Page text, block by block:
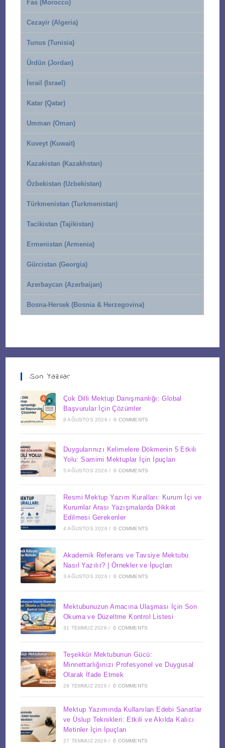
Fas (Morocco)
Cezayir (Algeria)
Tunus (Tunisia)
Ürdün (Jordan)
İsrail (Israel)
Katar (Qatar)
Umman (Oman)
Kuveyt (Kuwait)
Kazakistan (Kazakhstan)
Özbekistan (Uzbekistan)
Türkmenistan (Turkmenistan)
Tacikistan (Tajikistan)
Ermenistan (Armenia)
Gürcistan (Georgia)
Azerbaycan (Azerbaijan)
Bosna-Hersek (Bosnia & Herzegovina)
Son Yazılar
Çok Dilli Mektup Danışmanlığı: Global
Başvurular İçin Çözümler
8 AĞUSTOS 2026 / 0 COMMENTS
Duygularınızı Kelimelere Dökmenin 5 Etkili
Yolu: Samimi Mektuplar İçin İpuçları
5 AĞUSTOS 2026 / 0 COMMENTS
Resmi Mektup Yazım Kuralları: Kurum İçi ve
Kurumlar Arası Yazışmalarda Dikkat
Edilmesi Gerekenler
4 AĞUSTOS 2026 / 0 COMMENTS
Akademik Referans ve Tavsiye Mektubu
Nasıl Yazılır? | Örnekler ve İpuçları
3 AĞUSTOS 2026 / 0 COMMENTS
Mektubunuzun Amacına Ulaşması İçin Son
Okuma ve Düzeltme Kontrol Listesi
31 TEMMUZ 2026 / 0 COMMENTS
Teşekkür Mektubunun Gücü:
Minnettarlığınızı Profesyonel ve Duygusal
Olarak İfade Etmek
29 TEMMUZ 2026 / 0 COMMENTS
Mektup Yazımında Kullanılan Edebi Sanatlar
ve Üslup Teknikleri: Etkili ve Akılda Kalıcı
Metinler İçin İpuçları
27 TEMMUZ 2026 / 0 COMMENTS